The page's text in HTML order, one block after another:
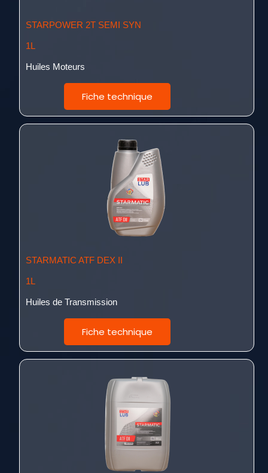
STARPOWER 2T SEMI SYN
1L
Huiles Moteurs
Fiche technique
STARMATIC ATF DEX II
1L
Huiles de Transmission
Fiche technique